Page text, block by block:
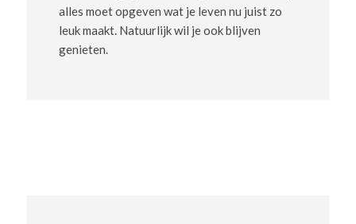
alles moet opgeven wat je leven nu juist zo
leuk maakt. Natuurlijk wil je ook blijven
genieten.